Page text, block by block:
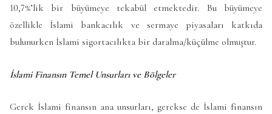
10,7%’lik bir büyümeye tekabül etmektedir. Bu büyümeye
özellikle İslami bankacılık ve sermaye piyasaları katkıda
bulunurken İslami sigortacılıkta bir daralma/küçülme olmuştur.
İslami Finansın Temel Unsurları ve Bölgeler
Gerek İslami finansın ana unsurları, gerekse de İslami finansın